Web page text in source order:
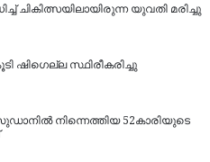
ചികിത്സയിലായിരുന്ന യുവതി മരിച്ചു
ഷിഗെല്ല സ്ഥിരീകരിച്ചു
നിന്നെത്തിയ 52കാരിയുടെ